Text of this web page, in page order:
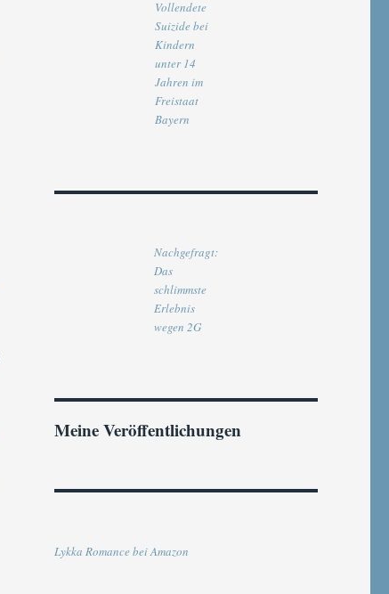
Vollendete
Suizide bei
Kindern
unter 14
Jahren im
Freistaat
Bayern
Nachgefragt:
Das
schlimmste
Erlebnis
wegen 2G
Meine Veröffentlichungen
Lykka Romance bei Amazon